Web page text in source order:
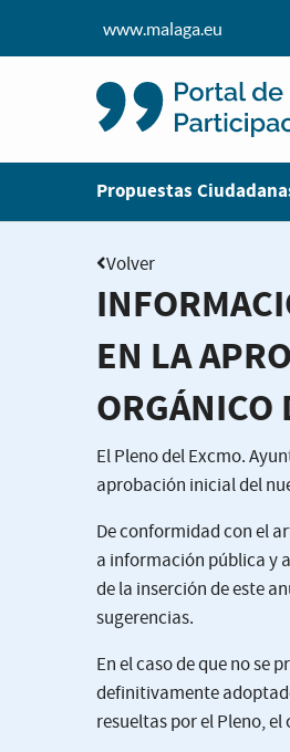
www.malaga.eu
Propuestas
Volver
EN LA
ORGÁNICO
El Pleno del Excmo.
aprobación inicial del
De conformidad con el
a información pública y
de la inserción de este
sugerencias.
En el caso de que no se
definitivamente
resueltas por el Pleno,